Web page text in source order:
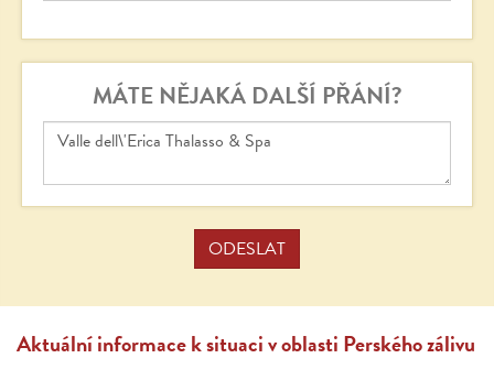
MÁTE NĚJAKÁ DALŠÍ PŘÁNÍ?
Aktuální informace k situaci v oblasti Perského zálivu